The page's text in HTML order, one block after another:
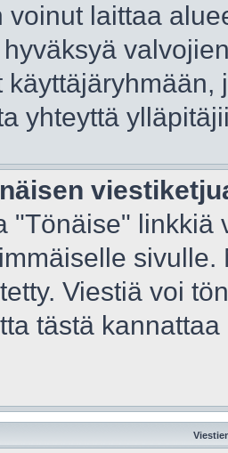
voinut laittaa
yhteyttä
"Tönäise" linkkiä
Viestiä voi
tästä